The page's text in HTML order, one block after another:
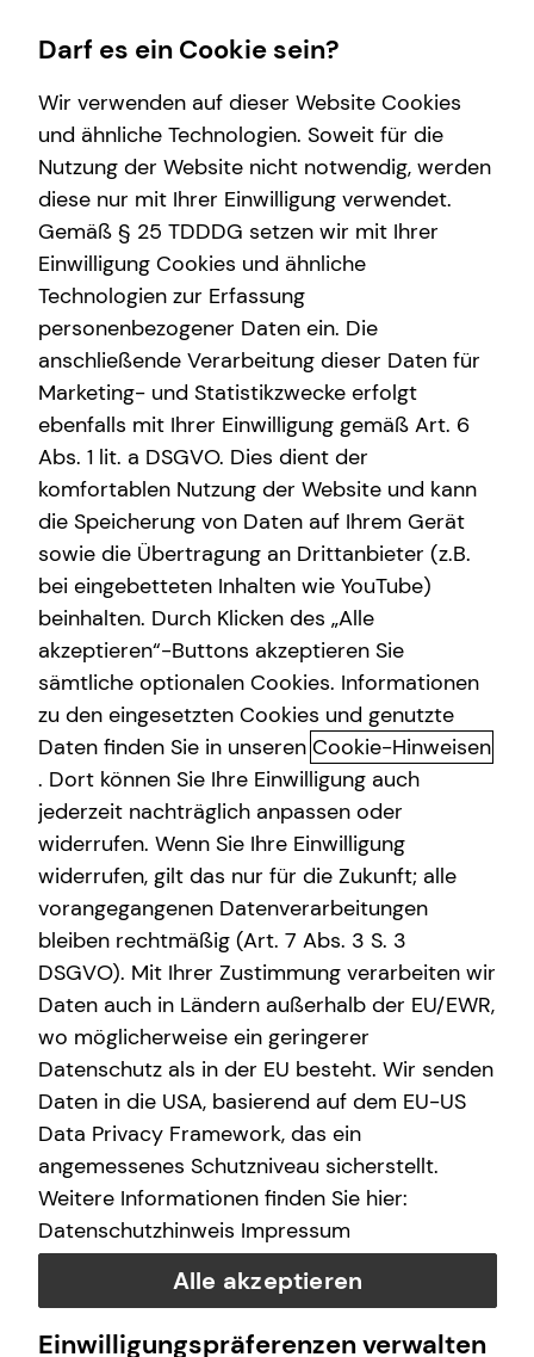
Wissenswertes
Über tecis
Podcast
teamzukunft
Über mich
Service
Kundenportal
Schadenabwicklung
Finanzberatung
Videoberatung
Spezialisten-Netzwerk
Private Krankenvorsorge
Betriebliche Altersvorsorge
Investment
Kapitalanlage Immobilien
Altersvorsorge
Gewerbliche Versicherungen
Kindervorsorge
Sach- und Vermögenssicherung
Immobilienfinanzierung
Expat
Arbeitskraftabsicherung
Überblick
Gesetzliche Absicherung
im jungen Alter
bei Vorerkrankungen
Gewerbliche Versicherungen:
Individuelle Lösungen für Ihr
Unternehmen
Ob Kleinstunternehmen, freiberuflich tätige Person,
Mittelstand oder Großunternehmen: Ihr eigenes
Unternehmen soll zu jedem Zeitpunkt auf sicheren Beinen
stehen. Gewerbliche Versicherungen spielen hierbei eine
wichtige Rolle. Gemeinsam mit unseren Spezialistinnen
und Spezialisten für gewerbliche Versicherungen finden
wir schnell und passgenau branchenspezifische und
ganzheitliche Lösungen für Ihr Unternehmen. Mithilfe
unseres breiten Produktportfolios und ausgewählten
Partnern finden wir das passende Angebot für Sie und Ihr
Unternehmen – persönlich, nachhaltig und individuell.
Die passende Lösung für Ihr Unternehmen
Wir sichern mit unseren Partnerunternehmen Ihre
unternehmerischen Risiken individuell ab. Sie erhalten
einen spezifisch auf Ihr Unternehmen abgestimmten
Versicherungsschutz. Ihr Gewerbe und Ihr Vermögen vor
unvorhergesehenen Ereignissen optimal zu schützen, ist
Darf es ein Cookie sein?
Wir verwenden auf dieser Website Cookies
und ähnliche Technologien. Soweit für die
Nutzung der Website nicht notwendig, werden
diese nur mit Ihrer Einwilligung verwendet.
Gemäß § 25 TDDDG setzen wir mit Ihrer
Einwilligung Cookies und ähnliche
Technologien zur Erfassung
personenbezogener Daten ein. Die
anschließende Verarbeitung dieser Daten für
Marketing- und Statistikzwecke erfolgt
ebenfalls mit Ihrer Einwilligung gemäß Art. 6
Abs. 1 lit. a DSGVO. Dies dient der
komfortablen Nutzung der Website und kann
die Speicherung von Daten auf Ihrem Gerät
sowie die Übertragung an Drittanbieter (z.B.
bei eingebetteten Inhalten wie YouTube)
beinhalten. Durch Klicken des „Alle
akzeptieren“-Buttons akzeptieren Sie
sämtliche optionalen Cookies. Informationen
zu den eingesetzten Cookies und genutzte
Daten finden Sie in unseren Cookie-Hinweisen
. Dort können Sie Ihre Einwilligung auch
jederzeit nachträglich anpassen oder
widerrufen. Wenn Sie Ihre Einwilligung
widerrufen, gilt das nur für die Zukunft; alle
vorangegangenen Datenverarbeitungen
bleiben rechtmäßig (Art. 7 Abs. 3 S. 3
DSGVO). Mit Ihrer Zustimmung verarbeiten wir
Daten auch in Ländern außerhalb der EU/EWR,
wo möglicherweise ein geringerer
Datenschutz als in der EU besteht. Wir senden
Daten in die USA, basierend auf dem EU-US
Data Privacy Framework, das ein
angemessenes Schutzniveau sicherstellt.
Weitere Informationen finden Sie hier:
Datenschutzhinweis Impressum
Alle akzeptieren
Einwilligungspräferenzen verwalten